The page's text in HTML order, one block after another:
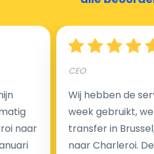
Hoeveel kost een
Een van de meest
luchthaventaxi's is een vast
tegenstelling tot traditionele
brengen wij u geen extra
naar
CEO
Wij hebben de
week gebruikt,
transfer in
naar Charleroi.